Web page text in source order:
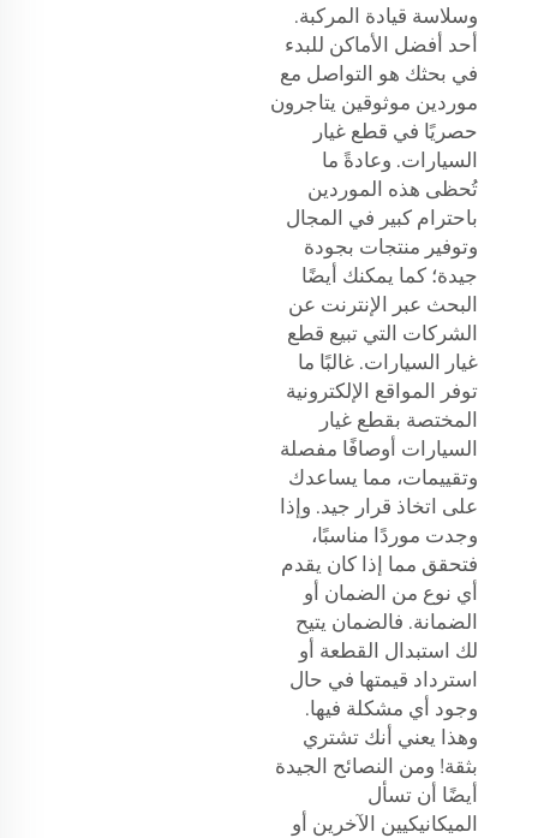
وسلاسة قيادة المركبة.
أحد أفضل الأماكن للبدء
في بحثك هو التواصل مع
موردين موثوقين يتاجرون
حصريًا في قطع غيار
السيارات. وعادةً ما
تُحظى هذه الموردين
باحترام كبير في المجال
وتوفير منتجات بجودة
جيدة؛ كما يمكنك أيضًا
البحث عبر الإنترنت عن
الشركات التي تبيع قطع
غيار السيارات. غالبًا ما
توفر المواقع الإلكترونية
المختصة بقطع غيار
السيارات أوصافًا مفصلة
وتقييمات، مما يساعدك
على اتخاذ قرار جيد. وإذا
وجدت موردًا مناسبًا،
فتحقق مما إذا كان يقدم
أي نوع من الضمان أو
الضمانة. فالضمان يتيح
لك استبدال القطعة أو
استرداد قيمتها في حال
وجود أي مشكلة فيها.
وهذا يعني أنك تشتري
بثقة! ومن النصائح الجيدة
أيضًا أن تسأل
الميكانيكيين الآخرين أو